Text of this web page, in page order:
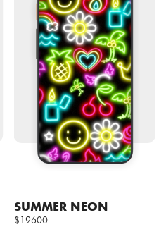
SUMMER NEON
$19600